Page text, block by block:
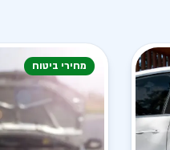
מחירי ביטוח